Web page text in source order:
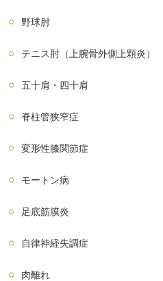
野球肘
テニス肘（上腕骨外側上顆炎）
五十肩・四十肩
脊柱管狭窄症
変形性膝関節症
モートン病
足底筋膜炎
自律神経失調症
肉離れ